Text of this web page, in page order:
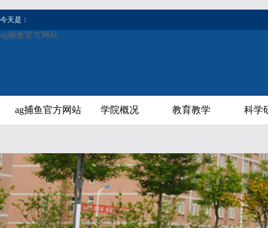
今天是：
ag捕鱼官方网站
ag捕鱼官方网站 学院概况 教育教学 科学